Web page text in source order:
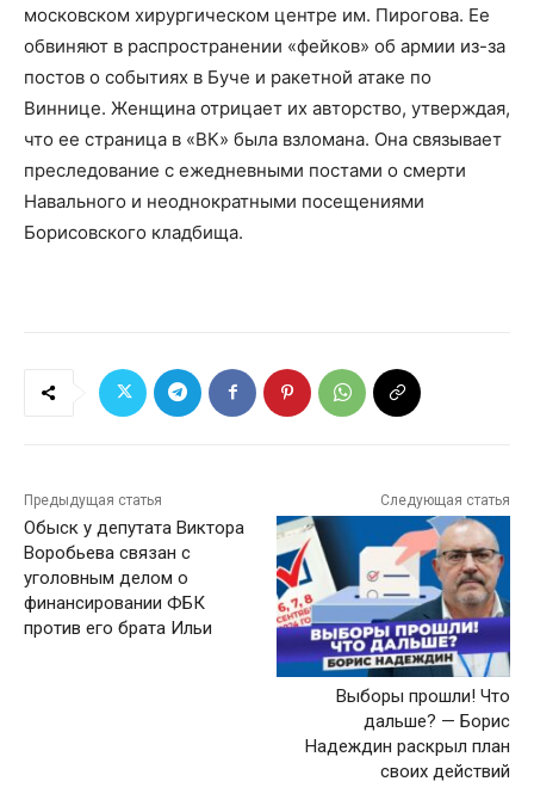
московском хирургическом центре им. Пирогова. Ее
обвиняют в распространении «фейков» об армии из-за
постов о событиях в Буче и ракетной атаке по
Виннице. Женщина отрицает их авторство, утверждая,
что ее страница в «ВК» была взломана. Она связывает
преследование с ежедневными постами о смерти
Навального и неоднократными посещениями
Борисовского кладбища.
Предыдущая статья
Обыск у депутата Виктора
Воробьева связан с
уголовным делом о
финансировании ФБК
против его брата Ильи
Следующая статья
Выборы прошли! Что
дальше? — Борис
Надеждин раскрыл план
своих действий